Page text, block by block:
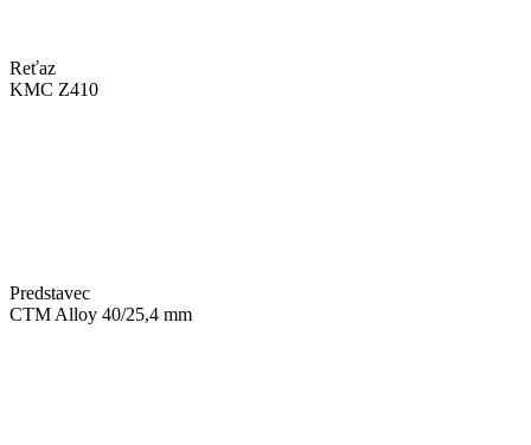
Reťaz
KMC Z410
Predstavec
CTM Alloy 40/25,4 mm